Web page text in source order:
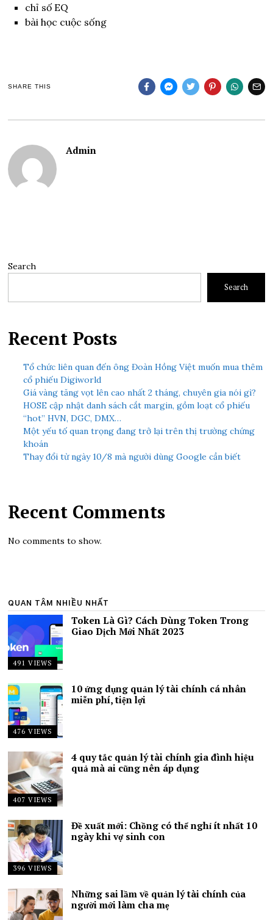
chỉ số EQ
bài học cuộc sống
SHARE THIS
Admin
Search
Search
Recent Posts
Tổ chức liên quan đến ông Đoàn Hồng Việt muốn mua thêm
cổ phiếu Digiworld
Giá vàng tăng vọt lên cao nhất 2 tháng, chuyên gia nói gì?
HOSE cập nhật danh sách cắt margin, gồm loạt cổ phiếu
“hot” HVN, DGC, DMX…
Một yếu tố quan trọng đang trở lại trên thị trường chứng
khoán
Thay đổi từ ngày 10/8 mà người dùng Google cần biết
Recent Comments
No comments to show.
QUAN TÂM NHIỀU NHẤT
491 VIEWS
Token Là Gì? Cách Dùng Token Trong
Giao Dịch Mới Nhất 2023
476 VIEWS
10 ứng dụng quản lý tài chính cá nhân
miễn phí, tiện lợi
407 VIEWS
4 quy tắc quản lý tài chính gia đình hiệu
quả mà ai cũng nên áp dụng
396 VIEWS
Đề xuất mới: Chồng có thể nghỉ ít nhất 10
ngày khi vợ sinh con
Những sai lầm về quản lý tài chính của
người mới làm cha mẹ